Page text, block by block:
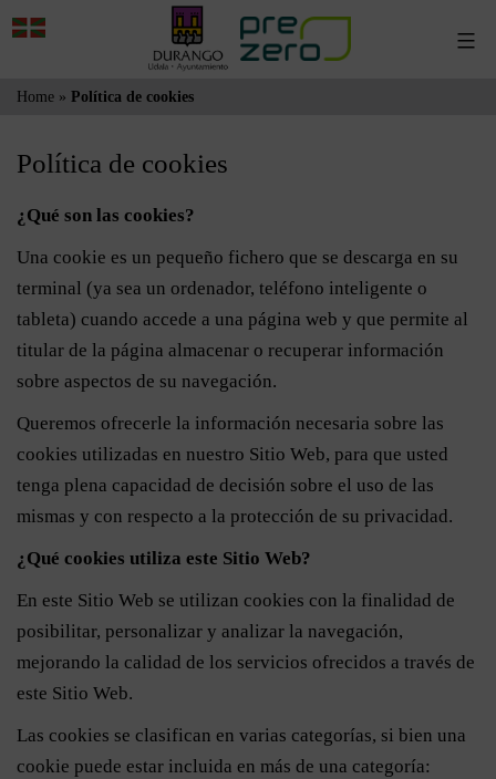
Saltar
contenido
Home » Política de cookies
Política de cookies
¿Qué son las cookies?
Una cookie es un pequeño fichero que se descarga en su
terminal (ya sea un ordenador, teléfono inteligente o
tableta) cuando accede a una página web y que permite al
titular de la página almacenar o recuperar información
sobre aspectos de su navegación.
Queremos ofrecerle la información necesaria sobre las
cookies utilizadas en nuestro Sitio Web, para que usted
tenga plena capacidad de decisión sobre el uso de las
mismas y con respecto a la protección de su privacidad.
¿Qué cookies utiliza este Sitio Web?
En este Sitio Web se utilizan cookies con la finalidad de
posibilitar, personalizar y analizar la navegación,
mejorando la calidad de los servicios ofrecidos a través de
este Sitio Web.
Las cookies se clasifican en varias categorías, si bien una
cookie puede estar incluida en más de una categoría: